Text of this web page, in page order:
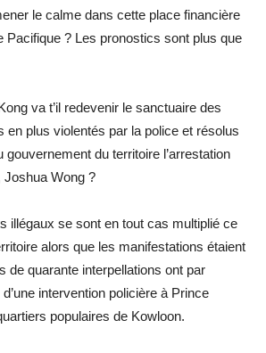
le calme dans cette place financière
Pacifique ? Les pronostics sont plus que
va t’il redevenir le sanctuaire des
en plus violentés par la police et résolus
gouvernement du territoire l’arrestation
Joshua Wong ?
illégaux se sont en tout cas multiplié ce
alors que les manifestations étaient
de quarante interpellations ont par
intervention policière à Prince
populaires de Kowloon.